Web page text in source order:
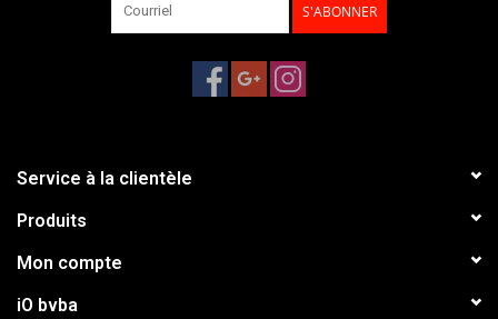
S'ABONNER
Service à la clientèle
Produits
Mon compte
iO bvba